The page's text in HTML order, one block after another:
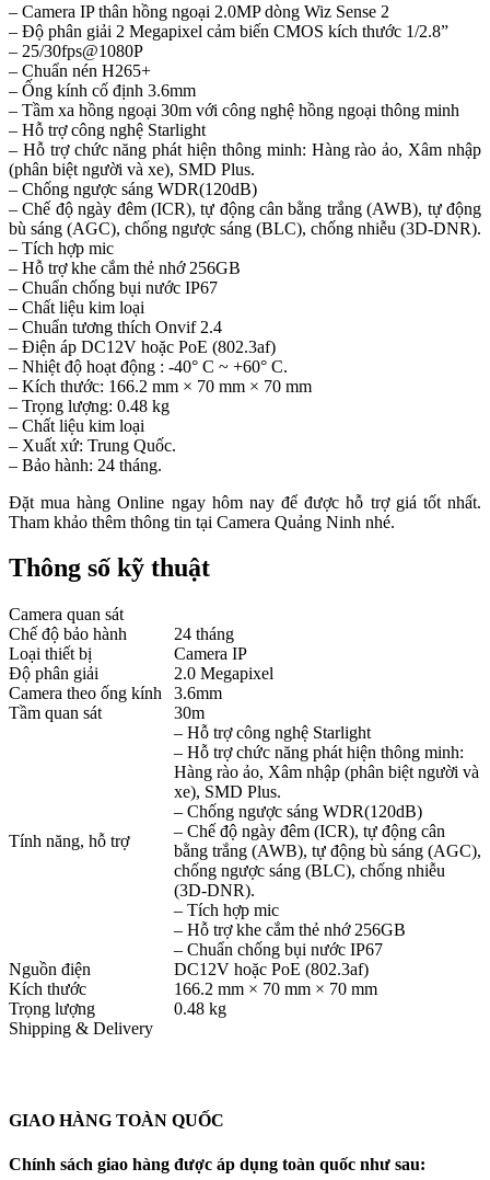
– Camera IP thân hồng ngoại 2.0MP dòng Wiz Sense 2
– Độ phân giải 2 Megapixel cảm biến CMOS kích thước 1/2.8”
– 25/30fps@1080P
– Chuẩn nén H265+
– Ống kính cố định 3.6mm
– Tầm xa hồng ngoại 30m với công nghệ hồng ngoại thông minh
– Hỗ trợ công nghệ Starlight
– Hỗ trợ chức năng phát hiện thông minh: Hàng rào ảo, Xâm nhập
(phân biệt người và xe), SMD Plus.
– Chống ngược sáng WDR(120dB)
– Chế độ ngày đêm (ICR), tự động cân bằng trắng (AWB), tự động
bù sáng (AGC), chống ngược sáng (BLC), chống nhiễu (3D-DNR).
– Tích hợp mic
– Hỗ trợ khe cắm thẻ nhớ 256GB
– Chuẩn chống bụi nước IP67
– Chất liệu kim loại
– Chuẩn tương thích Onvif 2.4
– Điện áp DC12V hoặc PoE (802.3af)
– Nhiệt độ hoạt động : -40° C ~ +60° C.
– Kích thước: 166.2 mm × 70 mm × 70 mm
– Trọng lượng: 0.48 kg
– Chất liệu kim loại
– Xuất xứ: Trung Quốc.
– Bảo hành: 24 tháng.
Đặt mua hàng Online ngay hôm nay để được hỗ trợ giá tốt nhất.
Tham khảo thêm thông tin tại Camera Quảng Ninh nhé.
Thông số kỹ thuật
Camera quan sát
Chế độ bảo hành
24 tháng
Loại thiết bị
Camera IP
Độ phân giải
2.0 Megapixel
Camera theo ống kính
3.6mm
Tầm quan sát
30m
Tính năng, hỗ trợ
– Hỗ trợ công nghệ Starlight
– Hỗ trợ chức năng phát hiện thông minh:
Hàng rào ảo, Xâm nhập (phân biệt người và
xe), SMD Plus.
– Chống ngược sáng WDR(120dB)
– Chế độ ngày đêm (ICR), tự động cân
bằng trắng (AWB), tự động bù sáng (AGC),
chống ngược sáng (BLC), chống nhiễu
(3D-DNR).
– Tích hợp mic
– Hỗ trợ khe cắm thẻ nhớ 256GB
– Chuẩn chống bụi nước IP67
Nguồn điện
DC12V hoặc PoE (802.3af)
Kích thước
166.2 mm × 70 mm × 70 mm
Trọng lượng
0.48 kg
Shipping & Delivery
GIAO HÀNG TOÀN QUỐC
Chính sách giao hàng được áp dụng toàn quốc như sau: